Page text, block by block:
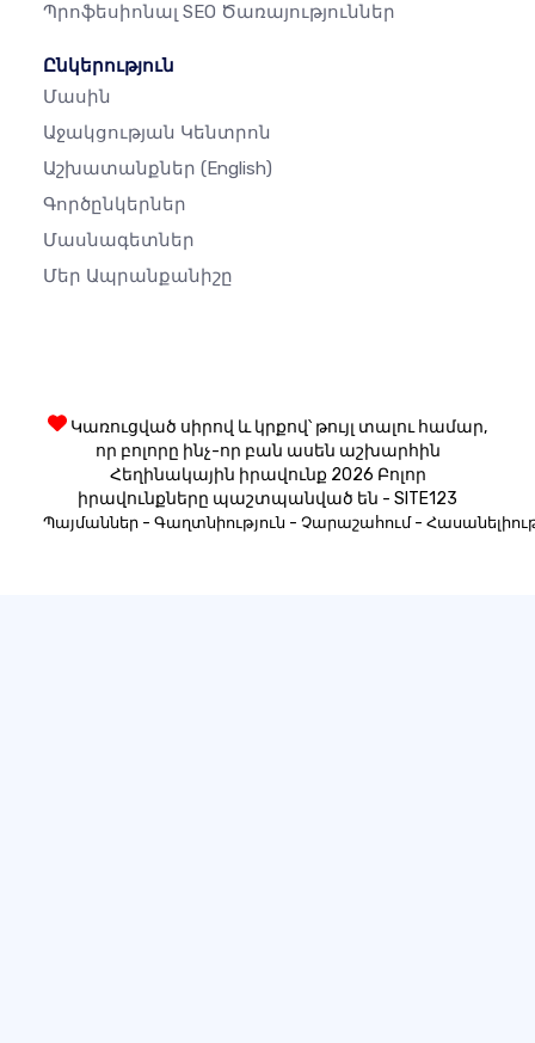
Պրոֆեսիոնալ SEO Ծառայություններ
Ընկերություն
Մասին
Աջակցության Կենտրոն
Աշխատանքներ (English)
Գործընկերներ
Մասնագետներ
Մեր Ապրանքանիշը
Կառուցված սիրով և կրքով՝ թույլ տալու համար,
որ բոլորը ինչ-որ բան ասեն աշխարհին
Հեղինակային իրավունք 2026 Բոլոր
իրավունքները պաշտպանված են - SITE123
Պայմաններ - Գաղտնիություն - Չարաշահում-